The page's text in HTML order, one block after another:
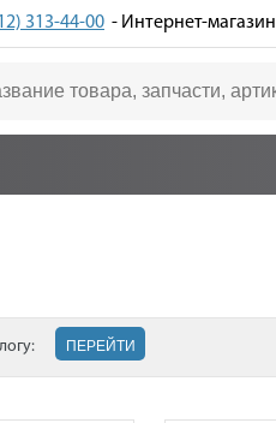
313-44-00 - Интернет-магазин
ПЕРЕЙТИ